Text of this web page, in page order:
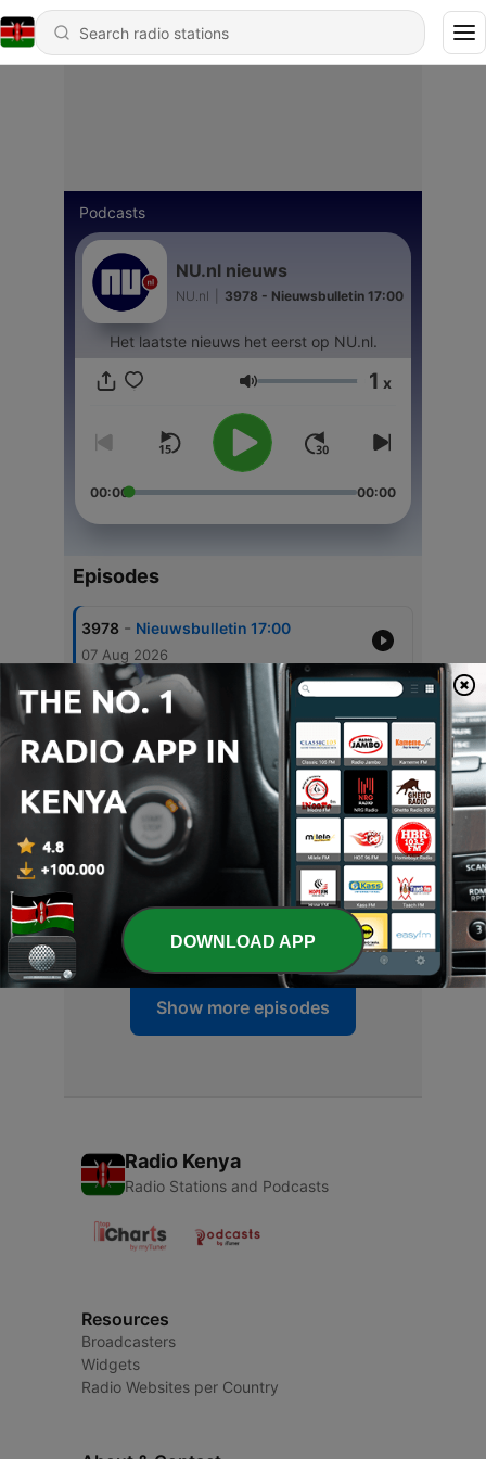
Podcasts
NU.nl nieuws
NU.nl 3978 - Nieuwsbulletin 17:00
Het laatste nieuws het eerst op NU.nl.
Volume 1 x
00:00 00:00
Episodes
3978 - Nieuwsbulletin 17:00
07 Aug 2026
3977 - Nieuwsbulletin 16:00
3976 - Nieuwsbulletin 15:00
07 Aug 2026
- Nieuwsbulletin 14:00
07 Aug 2026
Nieuwsbulletin 13:00
07 Aug 2026
Show more episodes
Radio Kenya
Radio Stations and Podcasts
Resources
Broadcasters
Widgets
Radio Websites per Country
DOWNLOAD APP